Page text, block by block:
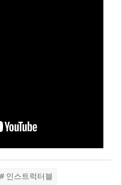
# 인스트럭터블